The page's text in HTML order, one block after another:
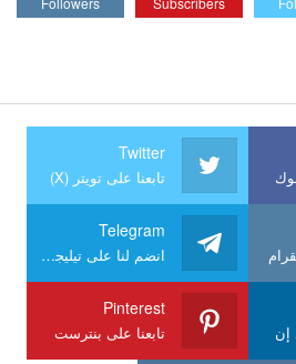
Twitter
تابعنا على تويتر (X)
Telegram
انضم لنا على تيليجرام
إن
Pinterest
تابعنا على بنترست